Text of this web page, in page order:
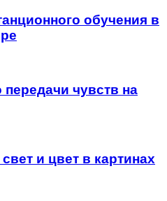
обучения в
передачи чувств на
и цвет в картинах